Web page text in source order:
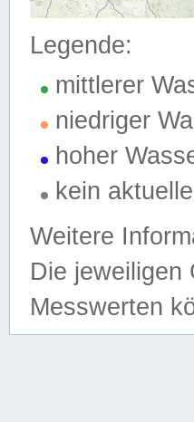
Legende:
mittlerer
niedriger
hoher
kein
Weitere
Die jeweiligen
Messwerten